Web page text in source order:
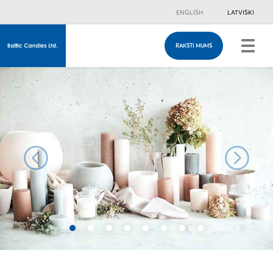
ENGLISH LATVISKI
RAKSTI MUMS
RAKSTI MUMS
Ja vēlies ar mums sazināties, lūdzu aizpildi